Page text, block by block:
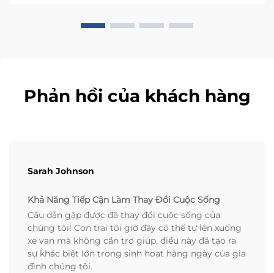
Phản hồi của khách hàng
Sarah Johnson
Khả Năng Tiếp Cận Làm Thay Đổi Cuộc Sống
Cầu dẫn gập được đã thay đổi cuộc sống của
chúng tôi! Con trai tôi giờ đây có thể tự lên xuống
xe van mà không cần trợ giúp, điều này đã tạo ra
sự khác biệt lớn trong sinh hoạt hàng ngày của gia
đình chúng tôi.